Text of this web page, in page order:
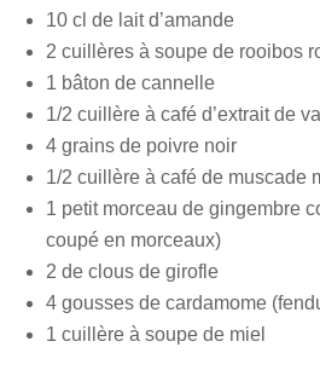
10 cl de lait d’amande
2 cuillères à soupe de rooibos
1 bâton de cannelle
1/2 cuillère à café d’extrait de
4 grains de poivre noir
1/2 cuillère à café de muscade
1 petit morceau de gingembre
coupé en morceaux)
2 de clous de girofle
4 gousses de cardamome
1 cuillère à soupe de miel